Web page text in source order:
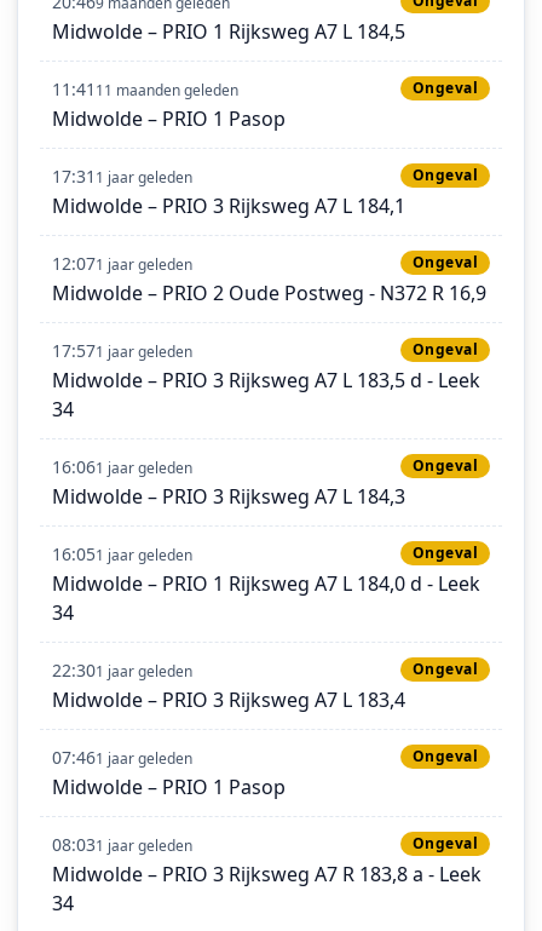
Midwolde – PRIO 1 Rijksweg A7 L 184,5
11:41 11 maanden geleden Ongeval
Midwolde – PRIO 1 Pasop
17:31 1 jaar geleden Ongeval
Midwolde – PRIO 3 Rijksweg A7 L 184,1
12:071 jaar geleden Ongeval
Midwolde – PRIO 2 Oude Postweg - N372 R 16,9
17:571 jaar geleden Ongeval
Midwolde – PRIO 3 Rijksweg A7 L 183,5 d - Leek
34
16:061 jaar geleden Ongeval
Midwolde – PRIO 3 Rijksweg A7 L 184,3
16:051 jaar geleden Ongeval
Midwolde – PRIO 1 Rijksweg A7 L 184,0 d - Leek
34
22:301 jaar geleden Ongeval
Midwolde – PRIO 3 Rijksweg A7 L 183,4
07:461 jaar geleden Ongeval
Midwolde – PRIO 1 Pasop
08:031 jaar geleden Ongeval
Midwolde – PRIO 3 Rijksweg A7 R 183,8 a - Leek
34